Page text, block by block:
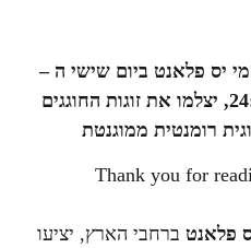
יס פלאנט ביום שישי ה –
14/2 בין השעות 19:00 – 24:00, יצלמו את זוגות החוגגים
רומנטית ממוגנטת
Thank you for
פלאנט ברחבי הארץ, יציעו